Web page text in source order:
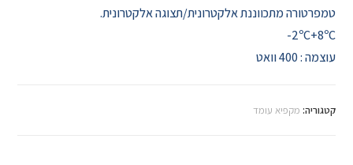
טמפרטורה מתכווננת אלקטרונית/תצוגה אלקטרונית.
2ºC+8ºC-
עוצמה : 400 וואט
קטגוריה: מקפיא עומד